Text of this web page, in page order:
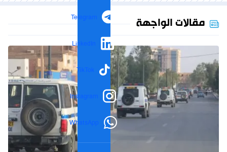
Telegram
LinkedIn
TikTok
Instagram
WhatsApp
مقالات الواجهة